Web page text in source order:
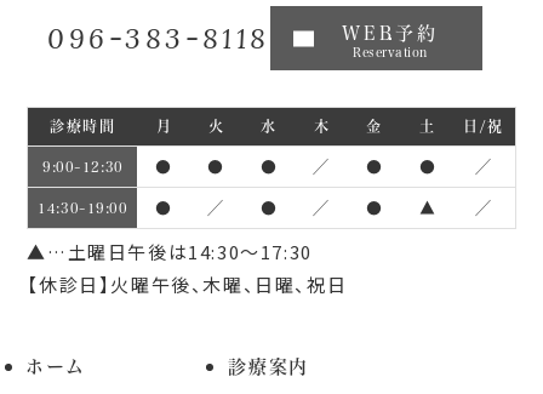
096-383-8118 WEB予約
Reservation
診療時間 月 火 水 木 金 土 日/祝
9:00~12:30 ● ● ● ／ ● ● ／
14:30~19:00 ● ／ ● ／ ● ▲ ／
▲…土曜日午後は14:30～17:30
【休診日】火曜午後、木曜、日曜、祝日
ホーム
診療案内